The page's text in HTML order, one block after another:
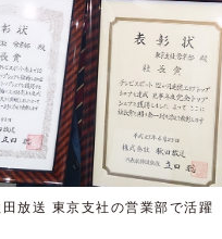
田放送 東京支社の営業部で活躍